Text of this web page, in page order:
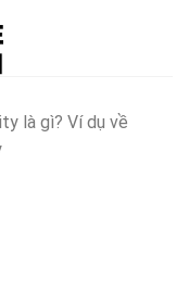
là gì? Ví dụ về